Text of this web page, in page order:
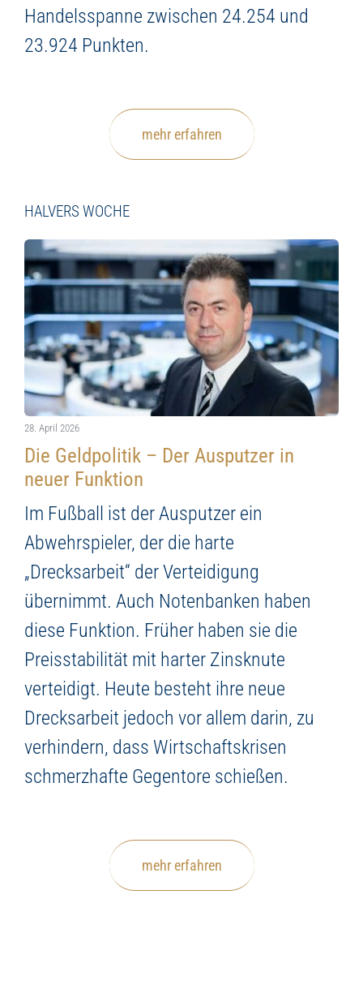
Handelsspanne zwischen 24.254 und
23.924 Punkten.
mehr erfahren
HALVERS WOCHE
28. April 2026
Die Geldpolitik – Der Ausputzer in
neuer Funktion
Im Fußball ist der Ausputzer ein
Abwehrspieler, der die harte
„Drecksarbeit“ der Verteidigung
übernimmt. Auch Notenbanken haben
diese Funktion. Früher haben sie die
Preisstabilität mit harter Zinsknute
verteidigt. Heute besteht ihre neue
Drecksarbeit jedoch vor allem darin, zu
verhindern, dass Wirtschaftskrisen
schmerzhafte Gegentore schießen.
mehr erfahren